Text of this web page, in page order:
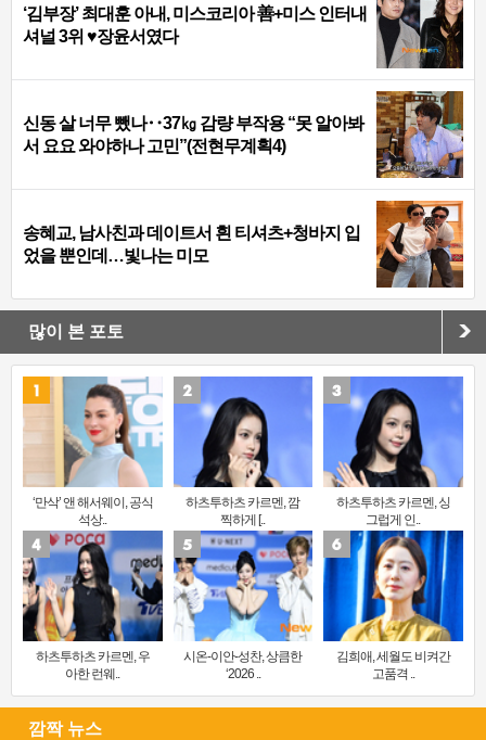
‘김부장’ 최대훈 아내, 미스코리아 善+미스 인터내
셔널 3위 ♥장윤서였다
신동 살 너무 뺐나‥37㎏ 감량 부작용 “못 알아봐
서 요요 와야하나 고민”(전현무계획4)
송혜교, 남사친과 데이트서 흰 티셔츠+청바지 입
었을 뿐인데…빛나는 미모
많이 본 포토
‘만삭’ 앤 해서웨이, 공식
석상..
하츠투하츠 카르멘, 깜
찍하게 [..
하츠투하츠 카르멘, 싱
그럽게 인..
하츠투하츠 카르멘, 우
아한 런웨..
시온-이안-성찬, 상큼한
‘2026 ..
김희애, 세월도 비켜간
고품격 ..
깜짝 뉴스